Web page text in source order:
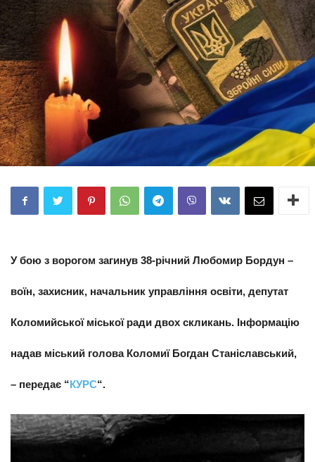
У бою з ворогом загинув 38-річний Любомир Бордун –
воїн, захисник, начальник управління освіти, депутат
Коломийської міської ради двох скликань. Інформацію
надав міський голова Коломиї Богдан Станіславський,
– передає “КУРС“.